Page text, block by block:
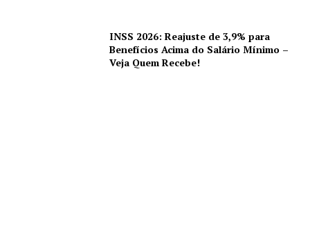
INSS 2026: Reajuste de 3,9% para
Benefícios Acima do Salário Mínimo –
Veja Quem Recebe!